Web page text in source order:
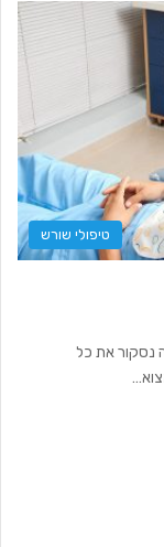
טיפולי שורש
נסקור את כל